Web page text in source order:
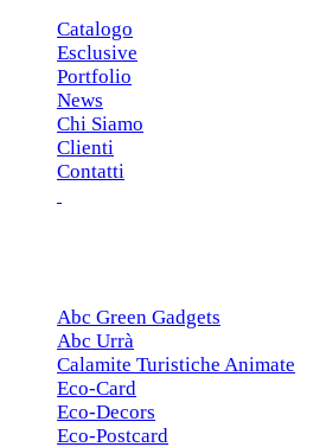
Catalogo
Esclusive
Portfolio
News
Chi Siamo
Clienti
Contatti
Abc Green Gadgets
Abc Urrà
Calamite Turistiche Animate
Eco-Card
Eco-Decors
Eco-Postcard